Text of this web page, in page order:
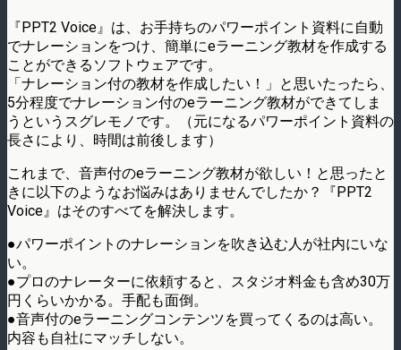
『PPT2 Voice』は、お手持ちのパワーポイント資料に自動
でナレーションをつけ、簡単にeラーニング教材を作成する
ことができるソフトウェアです。
「ナレーション付の教材を作成したい！」と思いたったら、
5分程度でナレーション付のeラーニング教材ができてしま
うというスグレモノです。（元になるパワーポイント資料の
長さにより、時間は前後します）
これまで、音声付のeラーニング教材が欲しい！と思ったと
きに以下のようなお悩みはありませんでしたか？『PPT2
Voice』はそのすべてを解決します。
●パワーポイントのナレーションを吹き込む人が社内にいな
い。
●プロのナレーターに依頼すると、スタジオ料金も含め30万
円くらいかかる。手配も面倒。
●音声付のeラーニングコンテンツを買ってくるのは高い。
内容も自社にマッチしない。